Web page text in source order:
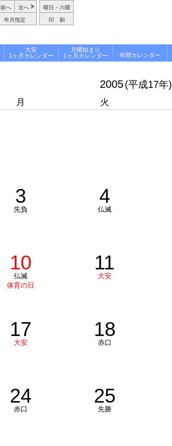
前へ 次へ
年月指定
曜日・六曜
印 刷
大安
1ヶ月カレンダー
月曜始まり
1ヶ月カレンダー
年間カレンダー
2005(平成17年)
月 火
3
先負
4
仏滅
10
仏滅
体育の日
11
大安
17
大安
18
赤口
24
赤口
25
先勝